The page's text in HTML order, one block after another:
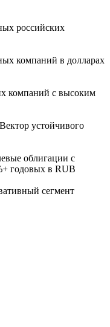
российских
компаний в долларах
компаний с высоким
устойчивого
облигации с
годовых в RUB
сегмент